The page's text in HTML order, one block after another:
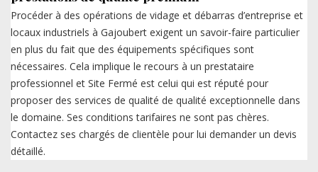
Procéder à des opérations de vidage et débarras d’entreprise et
locaux industriels à Gajoubert exigent un savoir-faire particulier
en plus du fait que des équipements spécifiques sont
nécessaires. Cela implique le recours à un prestataire
professionnel et Site Fermé est celui qui est réputé pour
proposer des services de qualité de qualité exceptionnelle dans
le domaine. Ses conditions tarifaires ne sont pas chères.
Contactez ses chargés de clientèle pour lui demander un devis
détaillé.